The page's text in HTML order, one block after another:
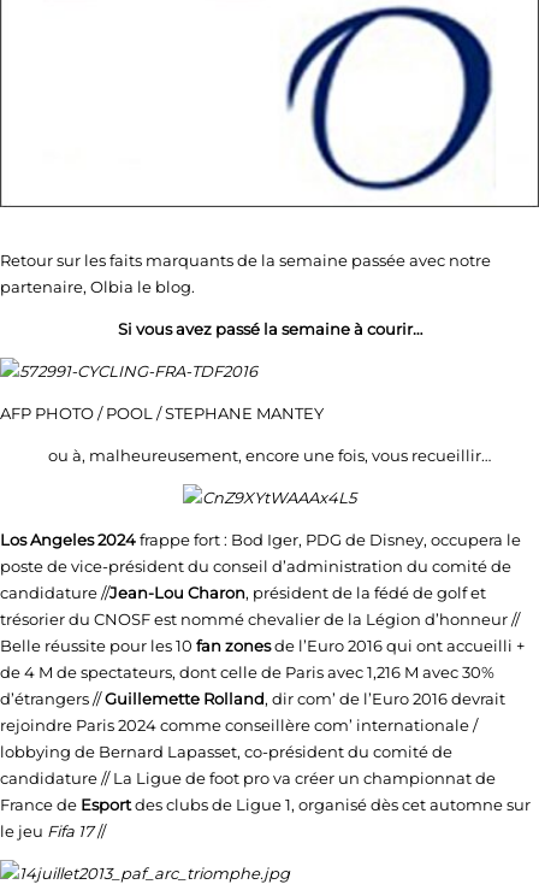
Retour sur les faits marquants de la semaine passée avec notre
partenaire, Olbia le blog.
Si vous avez passé la semaine à courir…
AFP PHOTO / POOL / STEPHANE MANTEY
ou à, malheureusement, encore une fois, vous recueillir…
Los Angeles 2024frappe fort : Bod Iger, PDG de Disney, occupera le
poste de vice-président du conseil d’administration du comité de
candidature //Jean-Lou Charon, président de la fédé de golf et
trésorier du CNOSF est nommé chevalier de la Légion d’honneur //
Belle réussite pour les 10 fan zonesde l’Euro 2016 qui ont accueilli +
de 4 M de spectateurs, dont celle de Paris avec 1,216 M avec 30%
d’étrangers //Guillemette Rolland, dir com’ de l’Euro 2016 devrait
rejoindre Paris 2024 comme conseillère com’ internationale /
lobbying de Bernard Lapasset, co-président du comité de
candidature // La Ligue de foot pro va créer un championnat de
France de Esportdes clubs de Ligue 1, organisé dès cet automne sur
le jeu Fifa 17//